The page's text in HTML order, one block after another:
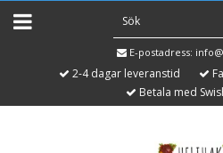
E-postadress:
2-4 dagar leveranstid
Betala med